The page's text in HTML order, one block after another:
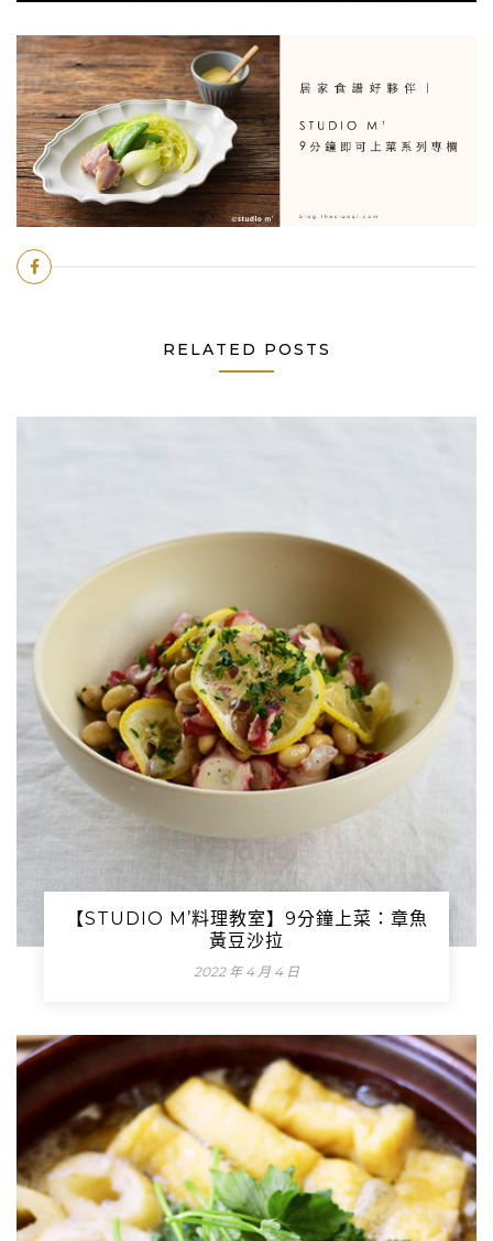
RELATED POSTS
【STUDIO M’料理教室】9分鐘上菜：章魚
黃豆沙拉
2022 年 4 月 4 日